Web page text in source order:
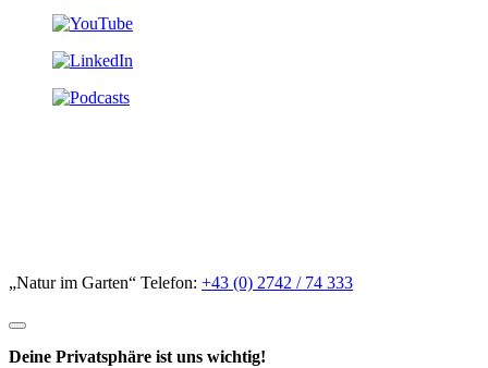
„Natur im Garten“ Telefon: +43 (0) 2742 / 74 333
Deine Privatsphäre ist uns wichtig!